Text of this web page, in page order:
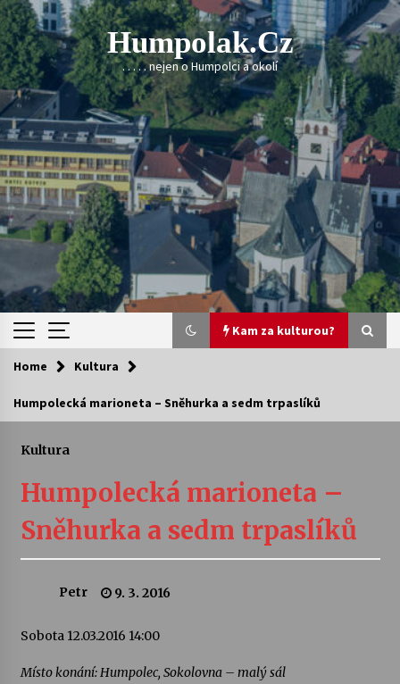
Skip
to
content
Humpolak.cz
. . . . . nejen o Humpolci a okolí
Kam za kulturou?
Kam za kulturou?
kapkou
Veselí muzikanti
Pozvánka na integrační festival Quijotova
Home Kultura
Humpolecká marioneta – Sněhurka a sedm trpaslíků
Kultura
Humpolecká marioneta –
Sněhurka a sedm trpaslíků
Petr 9. 3. 2016
Sobota 12.03.2016 14:00
Místo konání: Humpolec, Sokolovna – malý sál